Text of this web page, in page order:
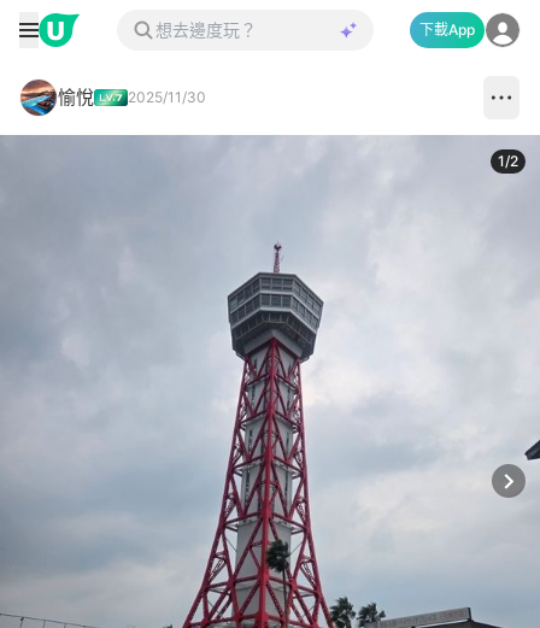
下載App
愉悅 2025/11/30
1/2